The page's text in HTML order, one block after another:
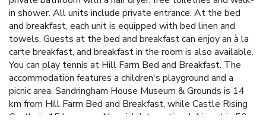
in shower. All units include private entrance. At the bed
and breakfast, each unit is equipped with bed linen and
towels. Guests at the bed and breakfast can enjoy an à la
carte breakfast, and breakfast in the room is also available.
You can play tennis at Hill Farm Bed and Breakfast. The
accommodation features a children's playground and a
picnic area. Sandringham House Museum & Grounds is 14
km from Hill Farm Bed and Breakfast, while Castle Rising
Castle is 15 km away. Norwich International Airport is 50